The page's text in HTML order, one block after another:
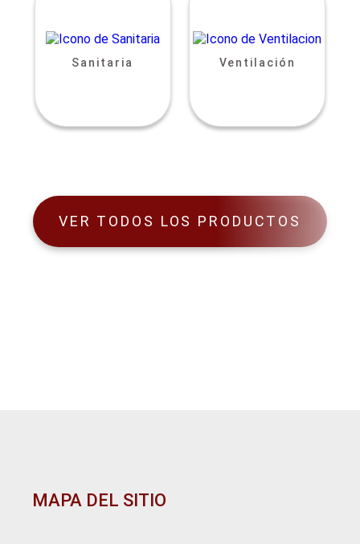
Sanitaria Ventilación
VER TODOS LOS PRODUCTOS
MAPA DEL SITIO